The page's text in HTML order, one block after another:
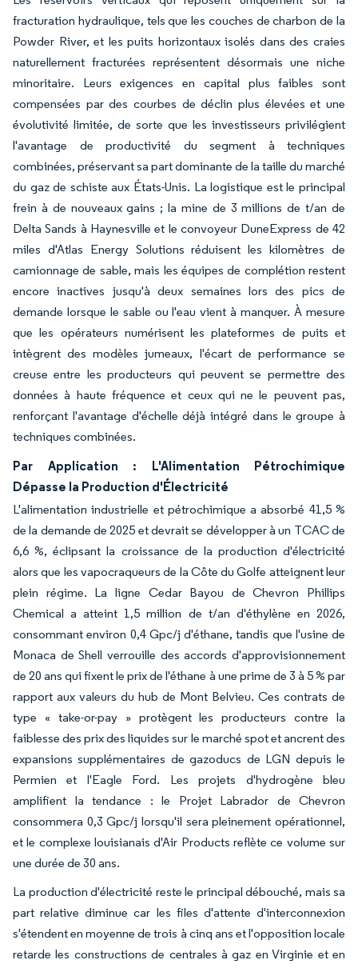
fracturation hydraulique, tels que les couches de charbon de la
Powder River, et les puits horizontaux isolés dans des craies
naturellement fracturées représentent désormais une niche
minoritaire. Leurs exigences en capital plus faibles sont
compensées par des courbes de déclin plus élevées et une
évolutivité limitée, de sorte que les investisseurs privilégient
l'avantage de productivité du segment à techniques
combinées, préservant sa part dominante de la taille du marché
du gaz de schiste aux États-Unis. La logistique est le principal
frein à de nouveaux gains ; la mine de 3 millions de t/an de
Delta Sands à Haynesville et le convoyeur DuneExpress de 42
miles d'Atlas Energy Solutions réduisent les kilomètres de
camionnage de sable, mais les équipes de complétion restent
encore inactives jusqu'à deux semaines lors des pics de
demande lorsque le sable ou l'eau vient à manquer. À mesure
que les opérateurs numérisent les plateformes de puits et
intègrent des modèles jumeaux, l'écart de performance se
creuse entre les producteurs qui peuvent se permettre des
données à haute fréquence et ceux qui ne le peuvent pas,
renforçant l'avantage d'échelle déjà intégré dans le groupe à
techniques combinées.
Par Application : L'Alimentation Pétrochimique
Dépasse la Production d'Électricité
L'alimentation industrielle et pétrochimique a absorbé 41,5 %
de la demande de 2025 et devrait se développer à un TCAC de
6,6 %, éclipsant la croissance de la production d'électricité
alors que les vapocraqueurs de la Côte du Golfe atteignent leur
plein régime. La ligne Cedar Bayou de Chevron Phillips
Chemical a atteint 1,5 million de t/an d'éthylène en 2026,
consommant environ 0,4 Gpc/j d'éthane, tandis que l'usine de
Monaca de Shell verrouille des accords d'approvisionnement
de 20 ans qui fixent le prix de l'éthane à une prime de 3 à 5 % par
rapport aux valeurs du hub de Mont Belvieu. Ces contrats de
type « take-or-pay » protègent les producteurs contre la
faiblesse des prix des liquides sur le marché spot et ancrent des
expansions supplémentaires de gazoducs de LGN depuis le
Permien et l'Eagle Ford. Les projets d'hydrogène bleu
amplifient la tendance : le Projet Labrador de Chevron
consommera 0,3 Gpc/j lorsqu'il sera pleinement opérationnel,
et le complexe louisianais d'Air Products reflète ce volume sur
une durée de 30 ans.
La production d'électricité reste le principal débouché, mais sa
part relative diminue car les files d'attente d'interconnexion
s'étendent en moyenne de trois à cinq ans et l'opposition locale
retarde les constructions de centrales à gaz en Virginie et en